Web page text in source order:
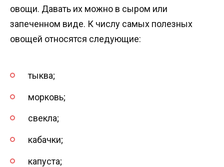
овощи. Давать их можно в сыром или
запеченном виде. К числу самых полезных
овощей относятся следующие:
тыква;
морковь;
свекла;
кабачки;
капуста;